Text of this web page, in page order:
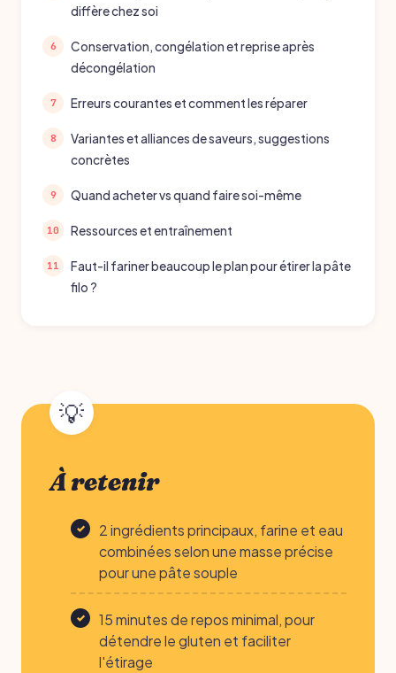
diffère chez soi
Conservation, congélation et reprise après
décongélation
Erreurs courantes et comment les réparer
Variantes et alliances de saveurs, suggestions
concrètes
Quand acheter vs quand faire soi-même
Ressources et entraînement
Faut-il fariner beaucoup le plan pour étirer la pâte
filo ?
À retenir
2 ingrédients principaux, farine et eau
combinées selon une masse précise
pour une pâte souple
15 minutes de repos minimal, pour
détendre le gluten et faciliter
l'étirage